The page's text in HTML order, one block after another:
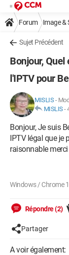
Forum Image &
Sujet Précédent
Bonjour,
l'IPTV pour Be
MISLIS-
MISLIS-
Bonjour, Je suis
IPTV légal que je
raisonnable
Windows / Chrome
Répondre (2)
Partager
A voir également: